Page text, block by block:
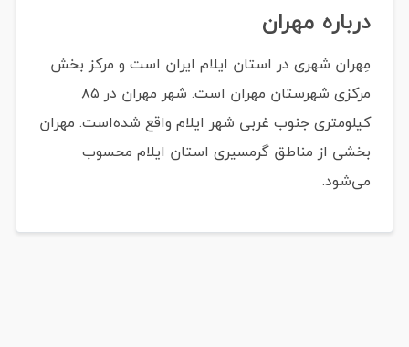
درباره مهران
مِهران شهری در استان ایلام ایران است و مرکز بخش
مرکزی شهرستان مهران است. شهر مهران در ۸۵
کیلومتری جنوب غربی شهر ایلام واقع شده‌است. مهران
بخشی از مناطق گرمسیری استان ایلام محسوب
می‌شود.